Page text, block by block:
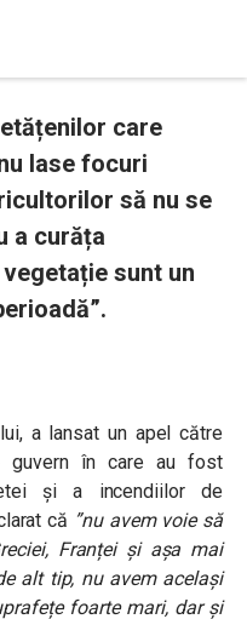
care
lase focuri
să nu se
a curăța
sunt un
a lansat un apel către
guvern în care au fost
și a incendiilor de
că ”nu avem voie să
Franței și așa mai
alt tip, nu avem același
foarte mari, dar și